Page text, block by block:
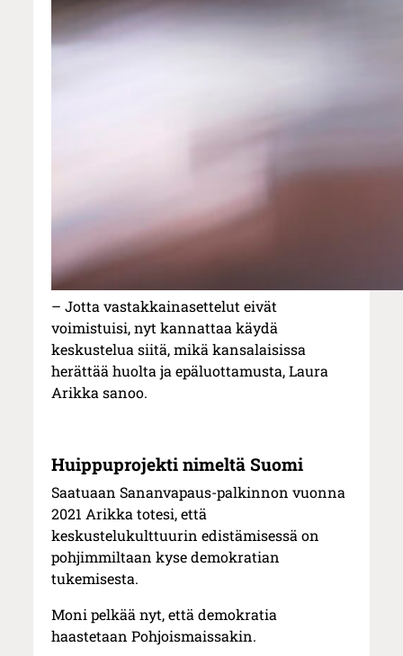
– Jotta vastakkainasettelut eivät
voimistuisi, nyt kannattaa käydä
keskustelua siitä, mikä kansalaisissa
herättää huolta ja epäluottamusta, Laura
Arikka sanoo.
Huippuprojekti nimeltä Suomi
Saatuaan Sananvapaus-palkinnon vuonna
2021 Arikka totesi, että
keskustelukulttuurin edistämisessä on
pohjimmiltaan kyse demokratian
tukemisesta.
Moni pelkää nyt, että demokratia
haastetaan Pohjoismaissakin.